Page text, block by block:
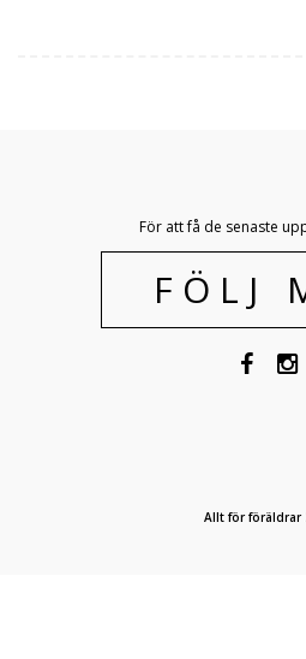
För att få de senaste
FÖLJ
Allt för föräldrar